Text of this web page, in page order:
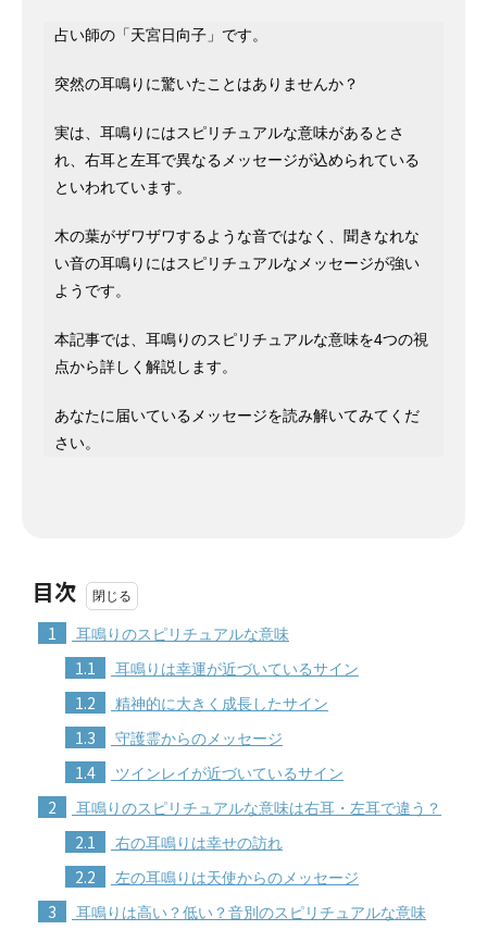
占い師の「天宮日向子」です。
突然の耳鳴りに驚いたことはありませんか？
実は、耳鳴りにはスピリチュアルな意味があるとさ
れ、右耳と左耳で異なるメッセージが込められている
といわれています。
木の葉がザワザワするような音ではなく、聞きなれな
い音の耳鳴りにはスピリチュアルなメッセージが強い
ようです。
本記事では、耳鳴りのスピリチュアルな意味を4つの視
点から詳しく解説します。
あなたに届いているメッセージを読み解いてみてくだ
さい。
目次
1 耳鳴りのスピリチュアルな意味
1.1 耳鳴りは幸運が近づいているサイン
1.2 精神的に大きく成長したサイン
1.3 守護霊からのメッセージ
1.4 ツインレイが近づいているサイン
2 耳鳴りのスピリチュアルな意味は右耳・左耳で違う？
2.1 右の耳鳴りは幸せの訪れ
2.2 左の耳鳴りは天使からのメッセージ
3 耳鳴りは高い？低い？音別のスピリチュアルな意味